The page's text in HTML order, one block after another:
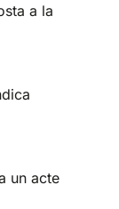
a la
un acte